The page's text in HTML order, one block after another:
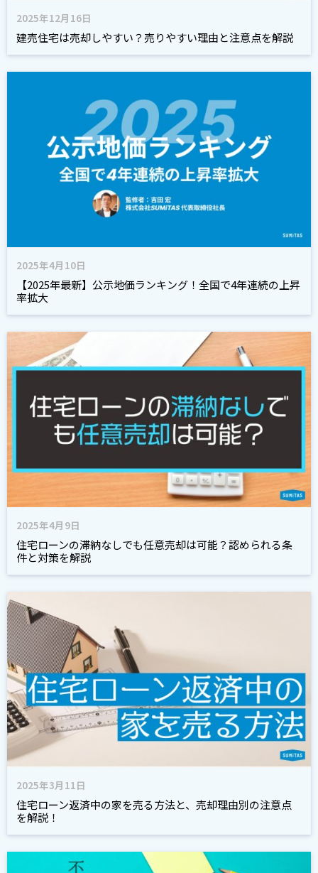
2025年12月16日
建売住宅は売却しやすい？売りやすい理由と注意点を解説
2025年4月10日
【2025年最新】公示地価ランキング！全国で4年連続の上昇
率拡大
2025年4月9日
住宅ローンの滞納なしでも任意売却は可能？認められる条
件と対策を解説
2025年3月11日
住宅ローン返済中の家を売る方法と、売却理由別の注意点
を解説！